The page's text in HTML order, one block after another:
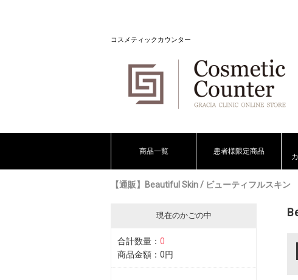
コスメティックカウンター
商品一覧 患者様限定商品
【通販】Beautiful Skin / ビューティフルスキン
現在のかごの中
合計数量： 0
商品金額： 0円